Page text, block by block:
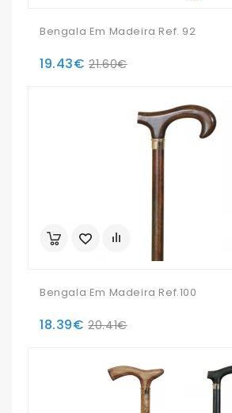
Bengala Em Madeira Ref. 92
19.43€ 21.60€
Bengala Em Madeira Ref.100
18.39€ 20.41€